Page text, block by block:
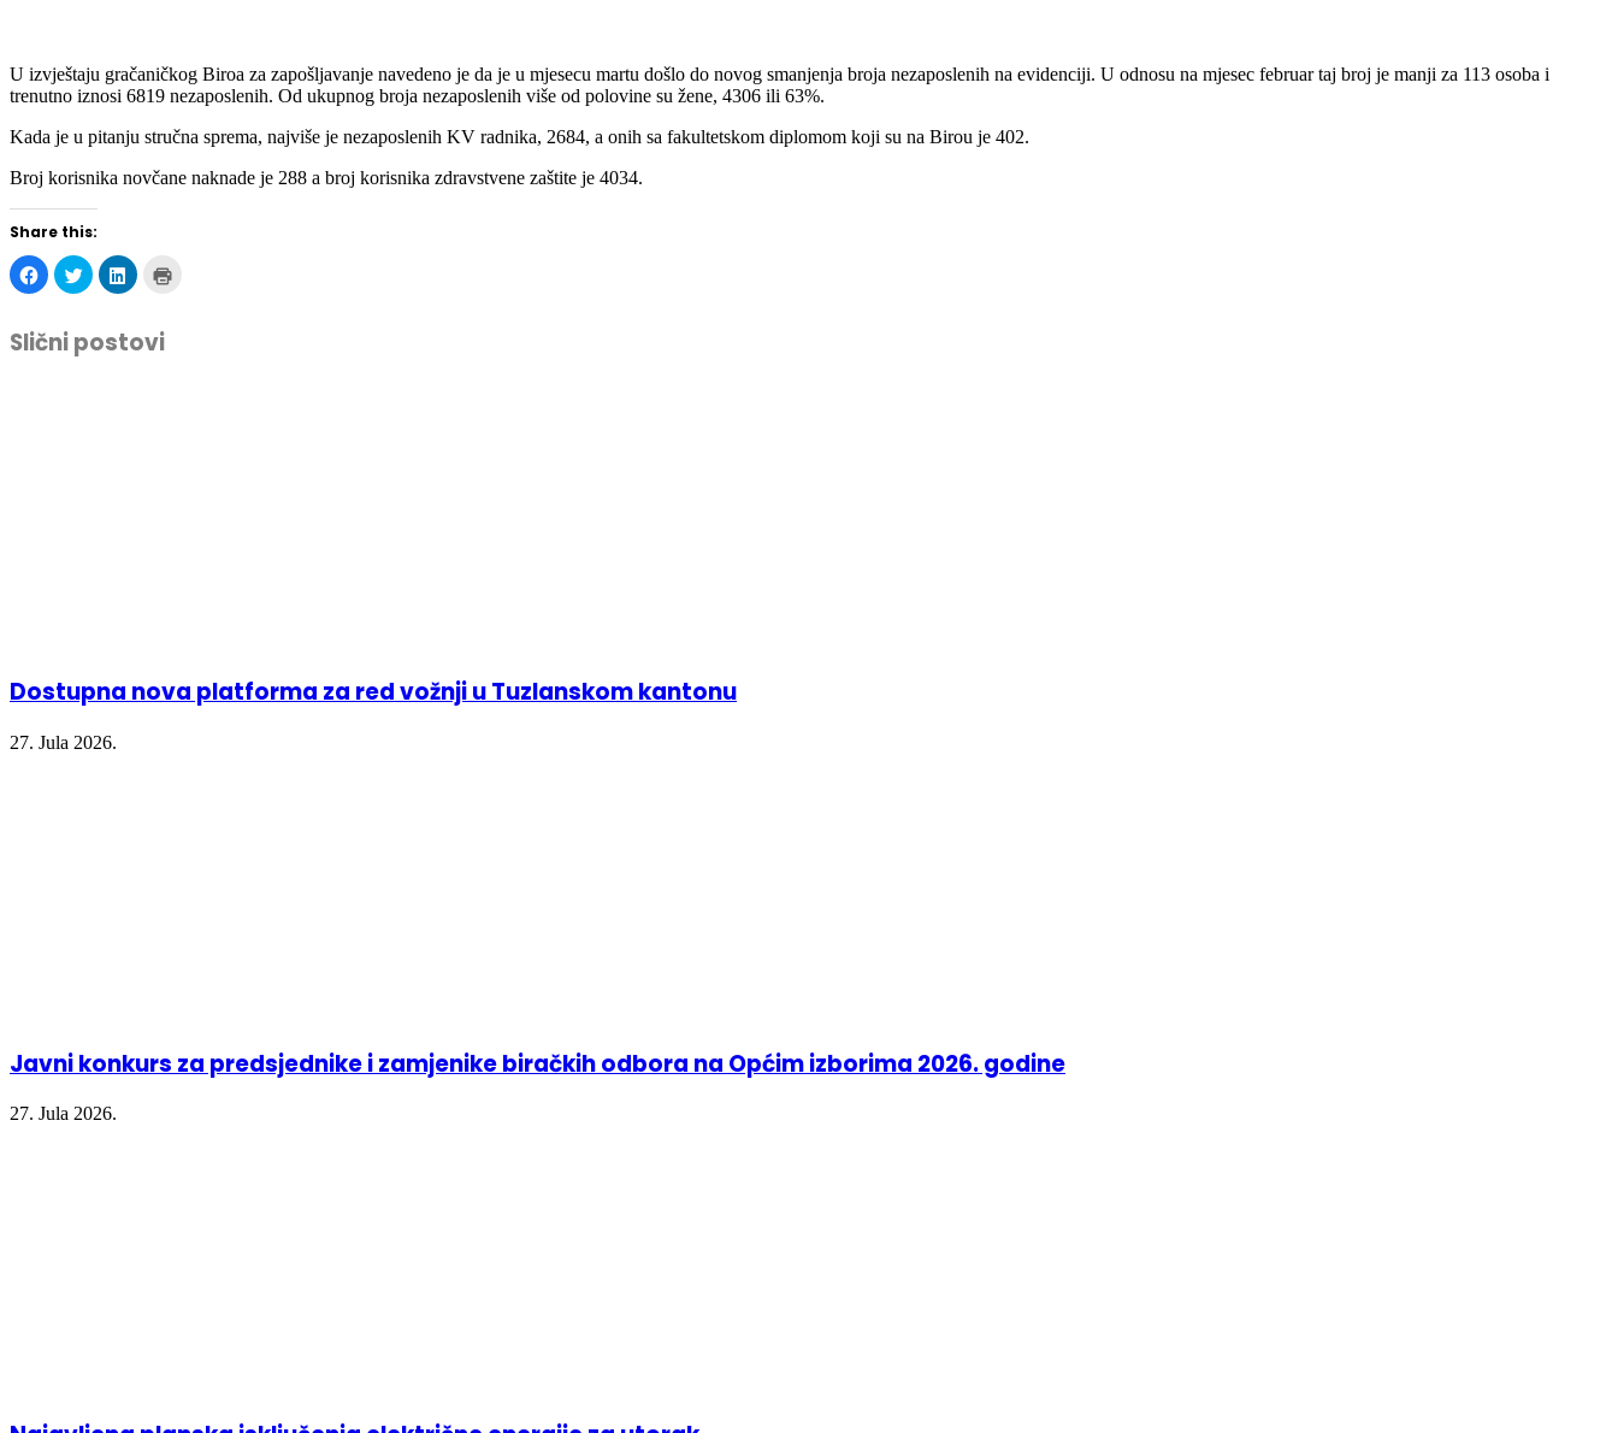
U izvještaju gračaničkog Biroa za zapošljavanje navedeno je da je u mjesecu martu došlo do novog smanjenja broja nezaposlenih na evidenciji. U odnosu na mjesec februar taj broj je manji za 113 osoba i
trenutno iznosi 6819 nezaposlenih. Od ukupnog broja nezaposlenih više od polovine su žene, 4306 ili 63%.
Kada je u pitanju stručna sprema, najviše je nezaposlenih KV radnika, 2684, a onih sa fakultetskom diplomom koji su na Birou je 402.
Broj korisnika novčane naknade je 288 a broj korisnika zdravstvene zaštite je 4034.
Share this:
Click
to
share
Facebook
(Opens
in
Click
to
share
(Opens
in
Click
to
LinkedIn
(Opens
in
Slični postovi
Dostupna nova platforma za red vožnji u Tuzlanskom kantonu
27. Jula 2026.
Javni konkurs za predsjednike i zamjenike biračkih odbora na Općim izborima 2026. godine
27. Jula 2026.